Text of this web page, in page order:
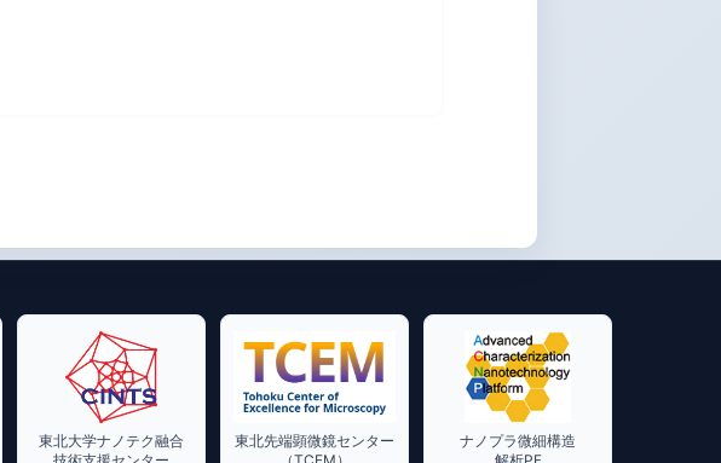
東北大学ナノテク融合
東北先端顕微鏡センター
ナノプラ微細構造